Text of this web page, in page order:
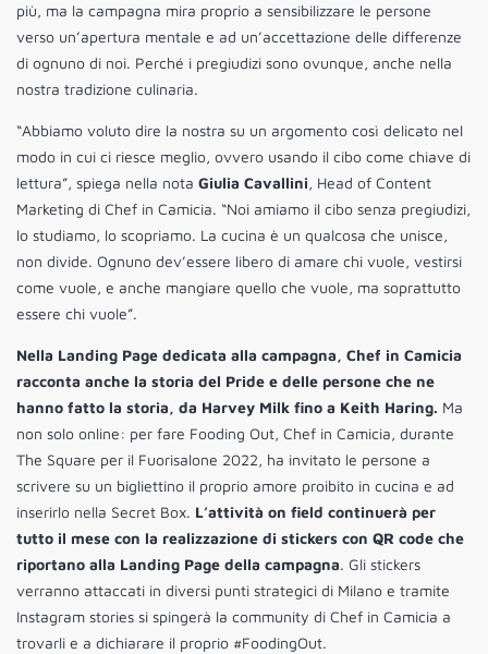
più, ma la campagna mira proprio a sensibilizzare le persone
verso un’apertura mentale e ad un’accettazione delle differenze
di ognuno di noi. Perché i pregiudizi sono ovunque, anche nella
nostra tradizione culinaria.
“Abbiamo voluto dire la nostra su un argomento così delicato nel
modo in cui ci riesce meglio, ovvero usando il cibo come chiave di
lettura”, spiega nella nota Giulia Cavallini, Head of Content
Marketing di Chef in Camicia. “Noi amiamo il cibo senza pregiudizi,
lo studiamo, lo scopriamo. La cucina è un qualcosa che unisce,
non divide. Ognuno dev’essere libero di amare chi vuole, vestirsi
come vuole, e anche mangiare quello che vuole, ma soprattutto
essere chi vuole”.
Nella Landing Page dedicata alla campagna, Chef in Camicia
racconta anche la storia del Pride e delle persone che ne
hanno fatto la storia, da Harvey Milk fino a Keith Haring. Ma
non solo online: per fare Fooding Out, Chef in Camicia, durante
The Square per il Fuorisalone 2022, ha invitato le persone a
scrivere su un bigliettino il proprio amore proibito in cucina e ad
inserirlo nella Secret Box. L’attività on field continuerà per
tutto il mese con la realizzazione di stickers con QR code che
riportano alla Landing Page della campagna. Gli stickers
verranno attaccati in diversi punti strategici di Milano e tramite
Instagram stories si spingerà la community di Chef in Camicia a
trovarli e a dichiarare il proprio #FoodingOut.